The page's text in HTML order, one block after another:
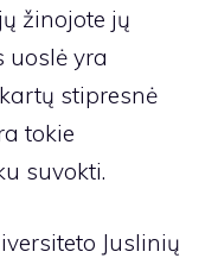
žinojote jų
uoslė yra
stipresnė
tokie
suvokti.
Juslinių